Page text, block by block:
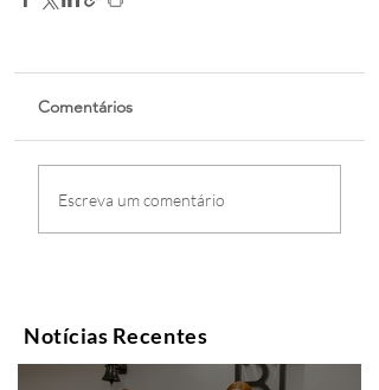
Comentários
Escreva um comentário
Notícias Recentes